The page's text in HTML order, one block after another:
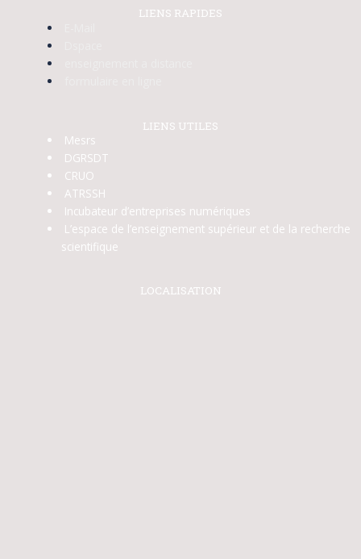
LIENS RAPIDES
LIENS UTILES
Mesrs
DGRSDT
CRUO
ATRSSH
Incubateur d’entreprises numériques
L’espace de l’enseignement supérieur et de la recherche
scientifique
LOCALISATION